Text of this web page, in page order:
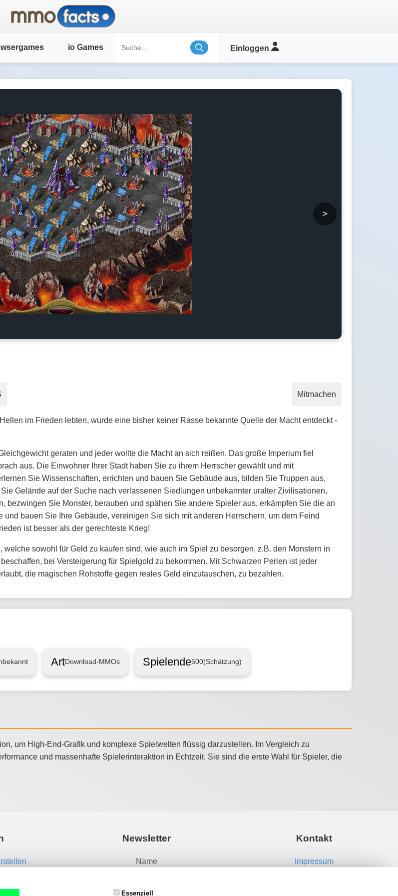
io Games Einloggen
>
Mitmachen
im Frieden lebten, wurde eine bisher keiner Rasse bekannte Quelle der Macht entdeckt -
geraten und jeder wollte die Macht an sich reißen. Das große Imperium fiel
aus. Die Einwohner Ihrer Stadt haben Sie zu ihrem Herrscher gewählt und mit
Sie Wissenschaften, errichten und bauen Sie Gebäude aus, bilden Sie Truppen aus,
Gelände auf der Suche nach verlassenen Siedlungen unbekannter uralter Zivilisationen,
bezwingen Sie Monster, berauben und spähen Sie andere Spieler aus, erkämpfen Sie die an
bauen Sie Ihre Gebäude, vereinigen Sie sich mit anderen Herrschern, um dem Feind
ist besser als der gerechteste Krieg!
sowohl für Geld zu kaufen sind, wie auch im Spiel zu besorgen, z.B. den Monstern in
bei Versteigerung für Spielgold zu bekommen. Mit Schwarzen Perlen ist jeder
die magischen Rohstoffe gegen reales Geld einzutauschen, zu bezahlen.
ArtDownload-MMOs Spielende500(Schätzung)
um High-End-Grafik und komplexe Spielwelten flüssig darzustellen. Im Vergleich zu
und massenhafte Spielerinteraktion in Echtzeit. Sie sind die erste Wahl für Spieler, die
Newsletter
Name
Kontakt
Impressum
Essenziell